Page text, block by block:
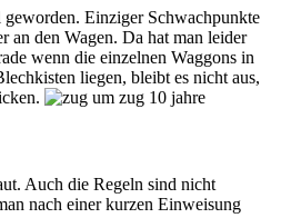
Einziger Schwachpunkte
an den Wagen. Da hat man leider
wenn die einzelnen Waggons in
liegen, bleibt es nicht aus,
Auch die Regeln sind nicht
nach einer kurzen Einweisung